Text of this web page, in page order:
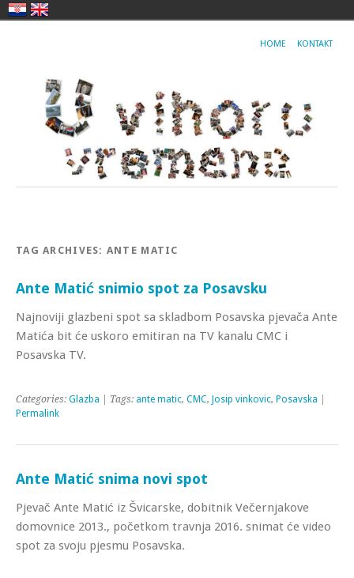
HOME KONTAKT
TAG ARCHIVES: ANTE MATIC
Ante Matić snimio spot za Posavsku
Najnoviji glazbeni spot sa skladbom Posavska pjevača Ante
Matića bit će uskoro emitiran na TV kanalu CMC i
Posavska TV.
Categories: Glazba | Tags: ante matic, CMC, Josip vinkovic, Posavska
Permalink
Ante Matić snima novi spot
Pjevač Ante Matić iz Švicarske, dobitnik Večernjakove
domovnice 2013., početkom travnja 2016. snimat će video
spot za svoju pjesmu Posavska.